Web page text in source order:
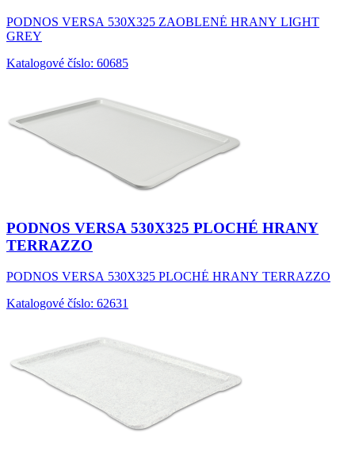
PODNOS VERSA 530X325 ZAOBLENÉ HRANY LIGHT
GREY
Katalogové číslo: 60685
PODNOS VERSA 530X325 PLOCHÉ HRANY
TERRAZZO
PODNOS VERSA 530X325 PLOCHÉ HRANY TERRAZZO
Katalogové číslo: 62631